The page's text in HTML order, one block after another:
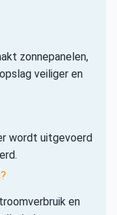
zonnepanelen,
veiliger en
wordt uitgevoerd
en